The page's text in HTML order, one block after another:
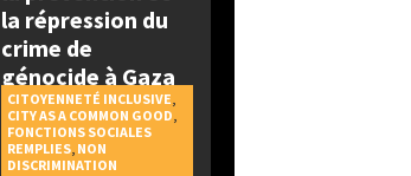
la répression du
crime de
génocide à Gaza
CITOYENNETÉ INCLUSIVE,
CITY AS A COMMON GOOD,
FONCTIONS SOCIALES
REMPLIES, NON
DISCRIMINATION